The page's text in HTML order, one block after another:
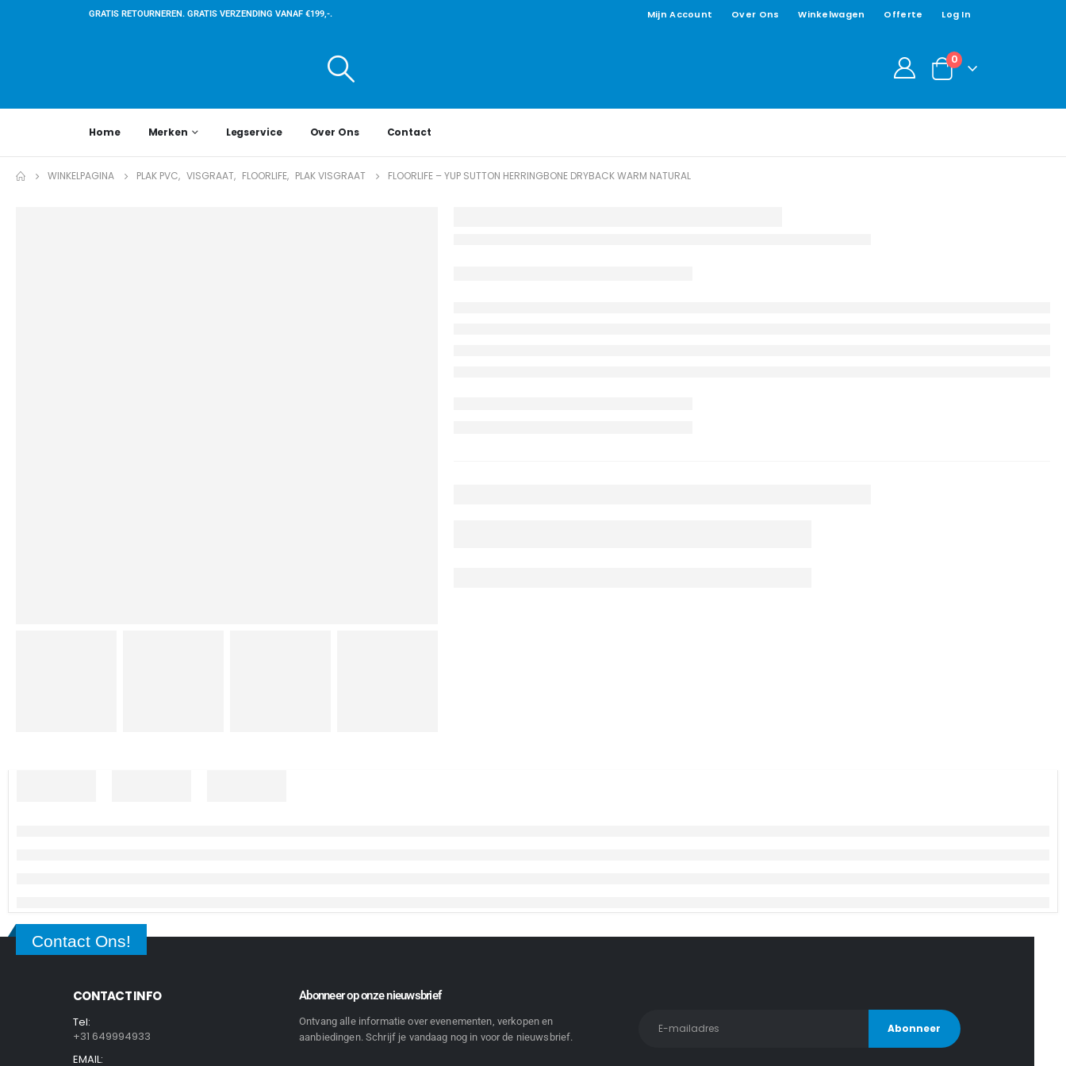
GRATIS RETOURNEREN. GRATIS VERZENDING VANAF €199,-. Mijn Account Over Ons Winkelwagen Offerte Log In
0
Home Merken Legservice Over Ons Contact
WINKELPAGINA PLAK PVC, VISGRAAT, FLOORLIFE, PLAK VISGRAAT FLOORLIFE – YUP SUTTON HERRINGBONE DRYBACK WARM NATURAL
Contact Ons!
CONTACT INFO
Tel:
+31 649994933
EMAIL:
Abonneer op onze nieuwsbrief
Ontvang alle informatie over evenementen, verkopen en
aanbiedingen. Schrijf je vandaag nog in voor de nieuwsbrief.